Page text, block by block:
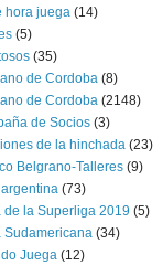
hora juega (14)
(5)
(35)
de Cordoba (8)
de Cordoba (2148)
de Socios (3)
de la hinchada (23)
Belgrano-Talleres (9)
(73)
de la Superliga 2019 (5)
Sudamericana (34)
Juega (12)